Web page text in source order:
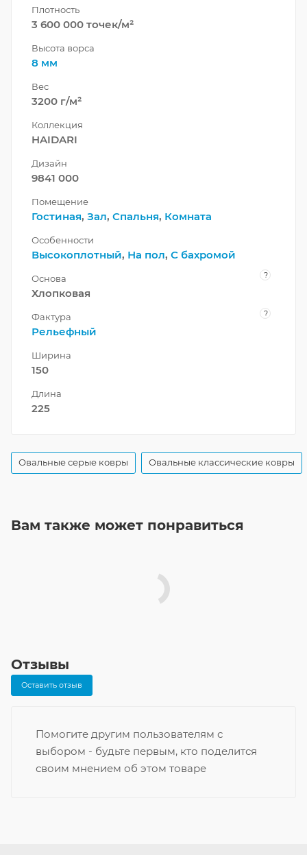
Плотность
3 600 000 точек/м²
Высота ворса
8 мм
Вес
3200 г/м²
Коллекция
HAIDARI
Дизайн
9841 000
Помещение
Гостиная, Зал, Спальня, Комната
Особенности
Высокоплотный, На пол, С бахромой
Основа ?
Хлопковая
Фактура ?
Рельефный
Ширина
150
Длина
225
Овальные серые ковры Овальные классические ковры
Вам также может понравиться
Отзывы
Оставить отзыв
Помогите другим пользователям с
выбором - будьте первым, кто поделится
своим мнением об этом товаре